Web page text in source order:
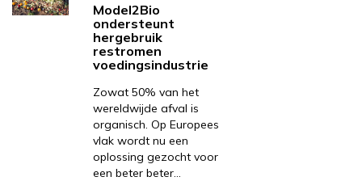
Model2Bio
ondersteunt
hergebruik
restromen
voedingsindustrie
Zowat 50% van het
wereldwijde afval is
organisch. Op Europees
vlak wordt nu een
oplossing gezocht voor
een beter beter…